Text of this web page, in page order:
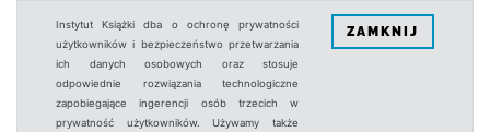
Instytut Książki dba o ochronę prywatności
użytkowników i bezpieczeństwo przetwarzania
ich danych osobowych oraz stosuje
odpowiednie rozwiązania technologiczne
zapobiegające ingerencji osób trzecich w
prywatność użytkowników. Używamy także
ZAMKNIJ